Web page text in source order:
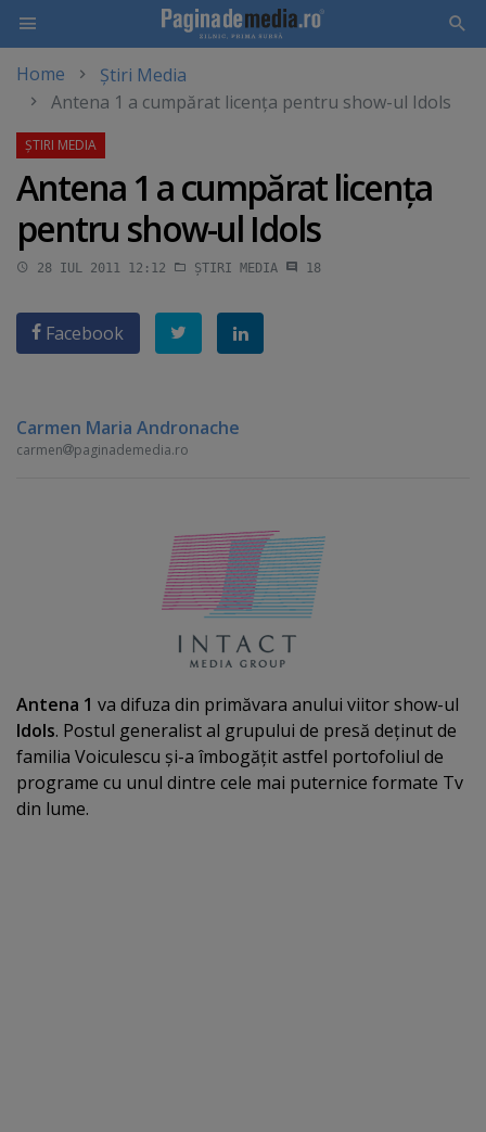
main
Home
Știri Media
Antena 1 a cumpărat licenţa pentru show-ul Idols
Antena 1 a cumpărat licenţa
pentru show-ul Idols
28 IUL 2011 12:12 ȘTIRI MEDIA 18
Facebook
Carmen Maria Andronache
carmen paginademedia.ro
Antena 1 va difuza din primăvara anului viitor show-ul
Idols. Postul generalist al grupului de presă deţinut de
familia Voiculescu şi-a îmbogăţit astfel portofoliul de
programe cu unul dintre cele mai puternice formate Tv
din lume.